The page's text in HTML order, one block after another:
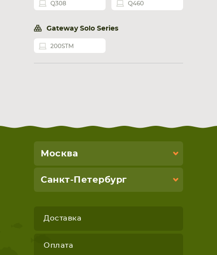
Q308 Q460
Gateway Solo Series
200STM
Москва
Санкт-Петербург
Доставка
Оплата